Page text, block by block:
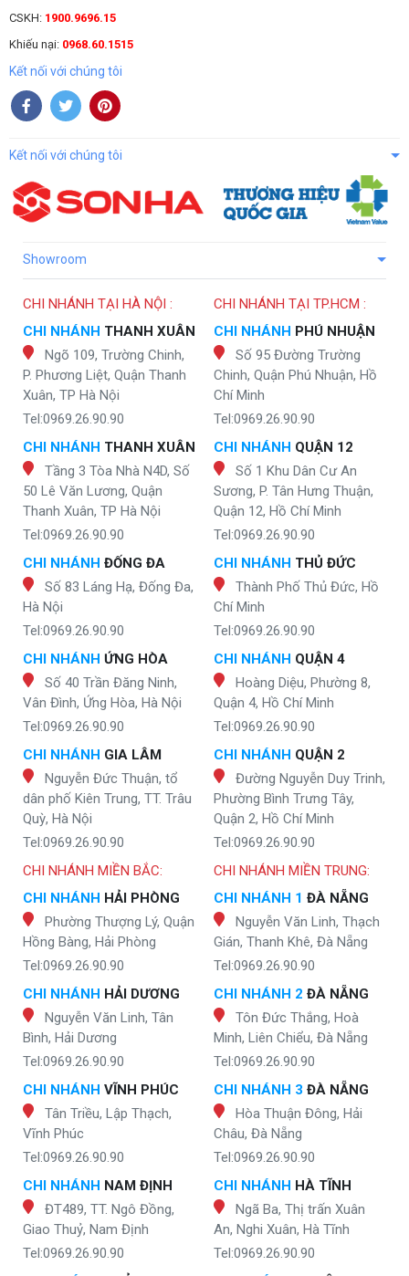
CSKH: 1900.9696.15
Khiếu nại: 0968.60.1515
Kết nối với chúng tôi
Kết nối với chúng tôi
Showroom
CHI NHÁNH TẠI HÀ NỘI :
CHI NHÁNH THANH XUÂN
Ngõ 109, Trường Chinh,
P. Phương Liệt, Quận Thanh
Xuân, TP Hà Nội
Tel:0969.26.90.90
CHI NHÁNH THANH XUÂN
Tầng 3 Tòa Nhà N4D, Số
50 Lê Văn Lương, Quận
Thanh Xuân, TP Hà Nội
Tel:0969.26.90.90
CHI NHÁNH ĐỐNG ĐA
Số 83 Láng Hạ, Đống Đa,
Hà Nội
Tel:0969.26.90.90
CHI NHÁNH ỨNG HÒA
Số 40 Trần Đăng Ninh,
Vân Đình, Ứng Hòa, Hà Nội
Tel:0969.26.90.90
CHI NHÁNH GIA LÂM
Nguyễn Đức Thuận, tổ
dân phố Kiên Trung, TT. Trâu
Quỳ, Hà Nội
Tel:0969.26.90.90
CHI NHÁNH TẠI TP.HCM :
CHI NHÁNH PHÚ NHUẬN
Số 95 Đường Trường
Chinh, Quận Phú Nhuận, Hồ
Chí Minh
Tel:0969.26.90.90
CHI NHÁNH QUẬN 12
Số 1 Khu Dân Cư An
Sương, P. Tân Hưng Thuận,
Quận 12, Hồ Chí Minh
Tel:0969.26.90.90
CHI NHÁNH THỦ ĐỨC
Thành Phố Thủ Đức, Hồ
Chí Minh
Tel:0969.26.90.90
CHI NHÁNH QUẬN 4
Hoàng Diệu, Phường 8,
Quận 4, Hồ Chí Minh
Tel:0969.26.90.90
CHI NHÁNH QUẬN 2
Đường Nguyễn Duy Trinh,
Phường Bình Trưng Tây,
Quận 2, Hồ Chí Minh
Tel:0969.26.90.90
CHI NHÁNH MIỀN BẮC:
CHI NHÁNH HẢI PHÒNG
Phường Thượng Lý, Quận
Hồng Bàng, Hải Phòng
Tel:0969.26.90.90
CHI NHÁNH HẢI DƯƠNG
Nguyễn Văn Linh, Tân
Bình, Hải Dương
Tel:0969.26.90.90
CHI NHÁNH VĨNH PHÚC
Tân Triều, Lập Thạch,
Vĩnh Phúc
Tel:0969.26.90.90
CHI NHÁNH NAM ĐỊNH
ĐT489, TT. Ngô Đồng,
Giao Thuỷ, Nam Định
Tel:0969.26.90.90
CHI NHÁNH MIỀN TRUNG:
CHI NHÁNH 1 ĐÀ NẴNG
Nguyễn Văn Linh, Thạch
Gián, Thanh Khê, Đà Nẵng
Tel:0969.26.90.90
CHI NHÁNH 2 ĐÀ NẴNG
Tôn Đức Thắng, Hoà
Minh, Liên Chiểu, Đà Nẵng
Tel:0969.26.90.90
CHI NHÁNH 3 ĐÀ NẴNG
Hòa Thuận Đông, Hải
Châu, Đà Nẵng
Tel:0969.26.90.90
CHI NHÁNH HÀ TĨNH
Ngã Ba, Thị trấn Xuân
An, Nghi Xuân, Hà Tĩnh
Tel:0969.26.90.90